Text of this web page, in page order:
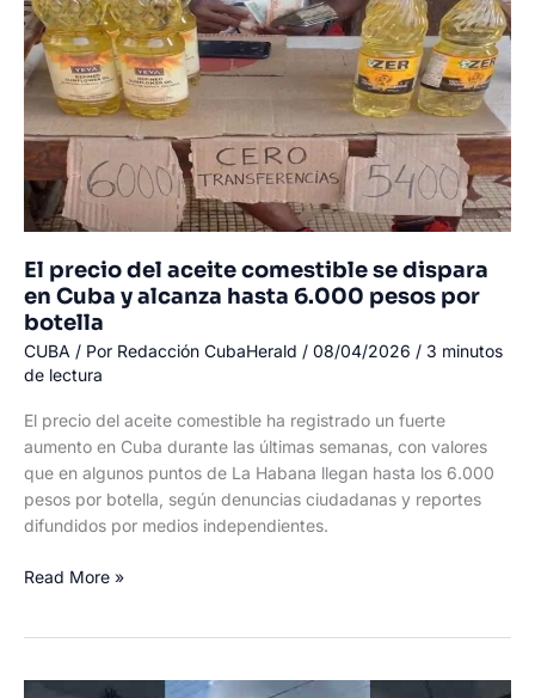
Cuba,
según
POLITICO
El precio del aceite comestible se dispara
en Cuba y alcanza hasta 6.000 pesos por
botella
CUBA / Por Redacción CubaHerald / 08/04/2026 / 3 minutos
de lectura
El precio del aceite comestible ha registrado un fuerte
aumento en Cuba durante las últimas semanas, con valores
que en algunos puntos de La Habana llegan hasta los 6.000
pesos por botella, según denuncias ciudadanas y reportes
difundidos por medios independientes.
El
comestible
Read More »